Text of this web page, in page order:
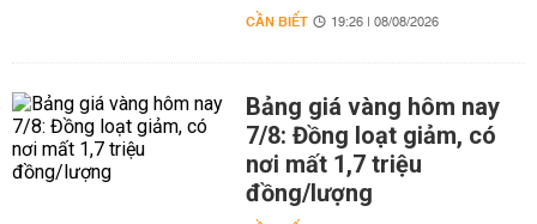
CẦN BIẾT 19:26 | 08/08/2026
Bảng giá vàng hôm nay
7/8: Đồng loạt giảm, có
nơi mất 1,7 triệu
đồng/lượng